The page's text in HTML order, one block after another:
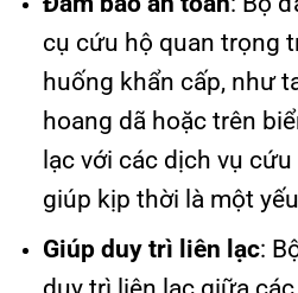
cụ cứu hộ quan trọng
huống khẩn cấp, như
hoang dã hoặc trên
lạc với các dịch vụ
giúp kịp thời là một
Giúp duy trì liên lạc: